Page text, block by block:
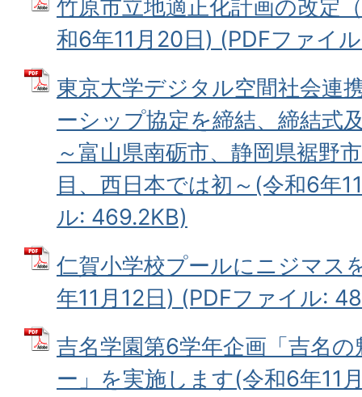
竹原市立地適正化計画の改定
和6年11月20日) (PDFファイ
東京大学デジタル空間社会連
ーシップ協定を締結、締結式
～富山県南砺市、静岡県裾野
目、西日本では初～(令和6年
ル: 469.2KB)
仁賀小学校プールにニジマス
年11月12日) (PDFファイル:
吉名学園第6学年企画「吉名
ー」を実施します(令和6年11